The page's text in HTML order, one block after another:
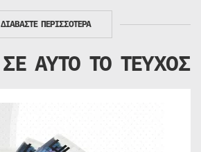
ΔΙΑΒΑΣΤΕ ΠΕΡΙΣΣΟΤΕΡΑ
ΣΕ ΑΥΤΟ ΤΟ ΤΕΥΧΟΣ